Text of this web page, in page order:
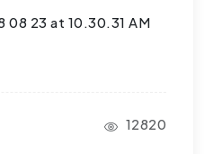
12820